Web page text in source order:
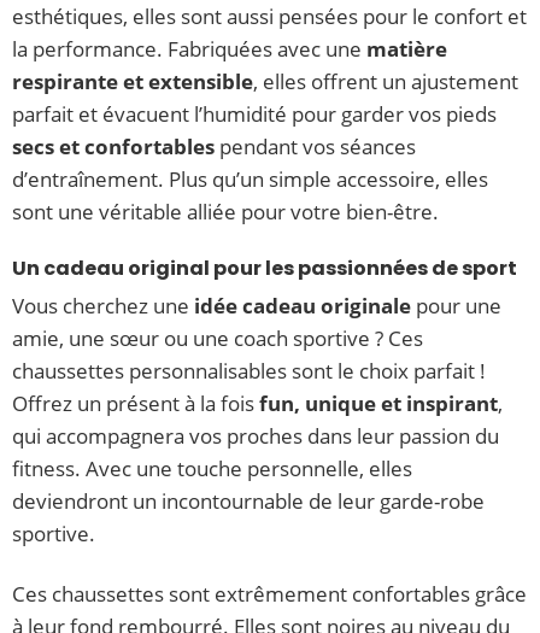
esthétiques, elles sont aussi pensées pour le confort et
la performance. Fabriquées avec une matière
respirante et extensible, elles offrent un ajustement
parfait et évacuent l’humidité pour garder vos pieds
secs et confortables pendant vos séances
d’entraînement. Plus qu’un simple accessoire, elles
sont une véritable alliée pour votre bien-être.
Un cadeau original pour les passionnées de sport
Vous cherchez une idée cadeau originale pour une
amie, une sœur ou une coach sportive ? Ces
chaussettes personnalisables sont le choix parfait !
Offrez un présent à la foisfun, unique et inspirant,
qui accompagnera vos proches dans leur passion du
fitness. Avec une touche personnelle, elles
deviendront un incontournable de leur garde-robe
sportive.
Ces chaussettes sont extrêmement confortables grâce
à leur fond rembourré. Elles sont noires au niveau du